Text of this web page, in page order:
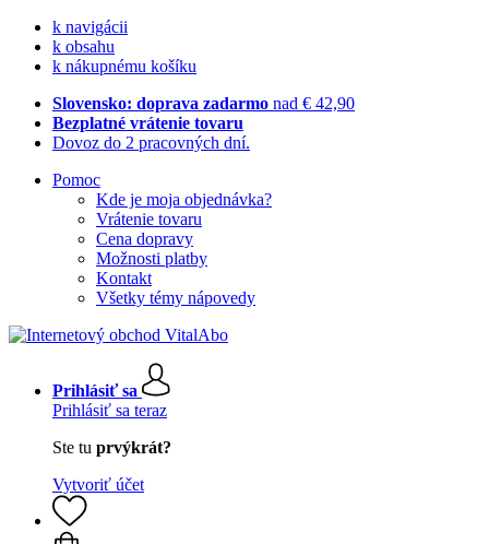
k navigácii
k obsahu
k nákupnému košíku
Slovensko: doprava zadarmo nad € 42,90
Bezplatné vrátenie tovaru
Dovoz do 2 pracovných dní.
Pomoc
Kde je moja objednávka?
Vrátenie tovaru
Cena dopravy
Možnosti platby
Kontakt
Všetky témy nápovedy
Prihlásiť sa
Prihlásiť sa teraz
Ste tu prvýkrát?
Vytvoriť účet